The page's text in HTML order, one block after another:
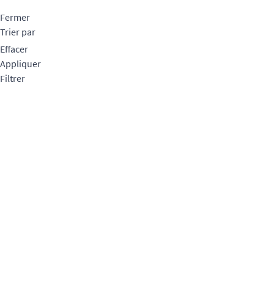
Fermer
Trier par
Effacer
Appliquer
Filtrer